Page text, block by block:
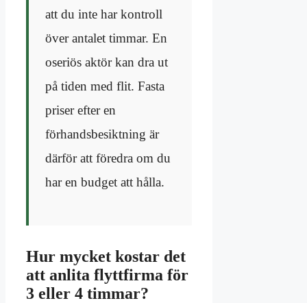
att du inte har kontroll
över antalet timmar. En
oseriös aktör kan dra ut
på tiden med flit. Fasta
priser efter en
förhandsbesiktning är
därför att föredra om du
har en budget att hålla.
Hur mycket kostar det
att anlita flyttfirma för
3 eller 4 timmar?